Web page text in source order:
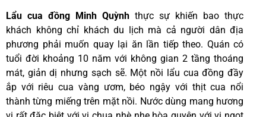
Lẩu cua đồng Minh Quỳnh thực sự khiến bao thực
khách không chỉ khách du lịch mà cả người dân địa
phương phải muốn quay lại ăn lần tiếp theo. Quán có
tuổi đời khoảng 10 năm với không gian 2 tầng thoáng
mát, giản dị nhưng sạch sẽ. Một nồi lẩu cua đồng đầy
ắp với riêu cua vàng ươm, béo ngậy với thịt cua nổi
thành từng miếng trên mặt nồi. Nước dùng mang hương